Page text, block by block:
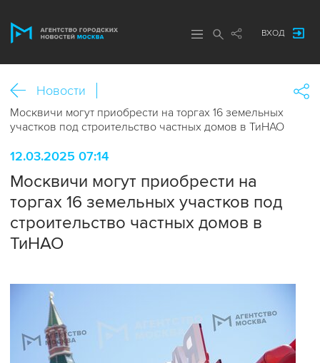
ВХОД
Новости
Москвичи могут приобрести на торгах 16 земельных
участков под строительство частных домов в ТиНАО
12.03.2025 07:14
Москвичи могут приобрести на
торгах 16 земельных участков под
строительство частных домов в
ТиНАО